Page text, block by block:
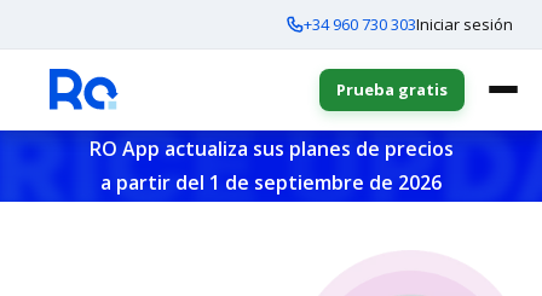
+34 960 730 303Iniciar sesión
Prueba gratis
RO App actualiza sus planes de precios
a partir del 1 de septiembre de 2026